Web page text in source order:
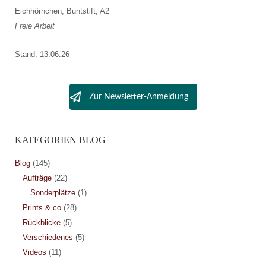
Eichhörnchen, Buntstift, A2
Freie Arbeit
Stand: 13.06.26
Zur Newsletter-Anmeldung
KATEGORIEN BLOG
Blog(145)
Aufträge(22)
Sonderplätze(1)
Prints & co(28)
Rückblicke(5)
Verschiedenes (5)
Videos (11)